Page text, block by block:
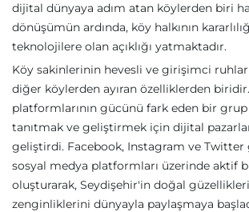
dijital dünyaya adım atan köylerden biri
dönüşümün ardında, köy halkının
teknolojilere olan açıklığı yatmaktadır.
Köy sakinlerinin hevesli ve girişimci
diğer köylerden ayıran özelliklerden
platformlarının gücünü fark eden bir
tanıtmak ve geliştirmek için dijital
geliştirdi. Facebook, Instagram ve Twitter
sosyal medya platformları üzerinde aktif
oluşturarak, Seydişehir'in doğal
zenginliklerini dünyayla paylaşmaya